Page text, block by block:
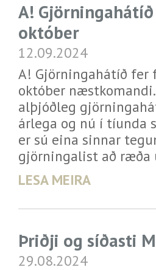
A!
október
12.09.2024
A! Gjörningahátíð fer
október
alþjóðleg
árlega og nú í tíunda
er sú eina sinnar
gjörningalist að
LESA MEIRA
Þriðji og síðasti
29.08.2024